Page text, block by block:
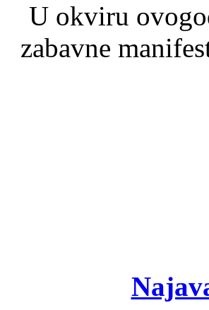
U okviru
zabavne